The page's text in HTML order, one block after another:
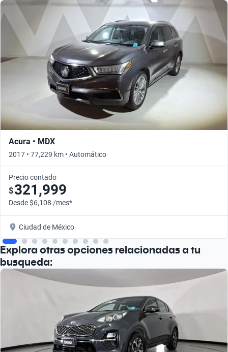
Acura • MDX
2017 • 77,229 km • Automático
Precio contado
$321,999
Desde $6,108 /mes*
Ciudad de México
Explora otras opciones relacionadas a tu
busqueda: